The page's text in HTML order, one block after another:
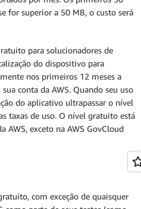
for superior a 50 MB, o custo será
para solucionadores de
do dispositivo para
nos primeiros 12 meses a
conta da AWS. Quando seu uso
do aplicativo ultrapassar o nível
taxas de uso. O nível gratuito está
AWS, exceto na AWS GovCloud
com exceção de quaisquer